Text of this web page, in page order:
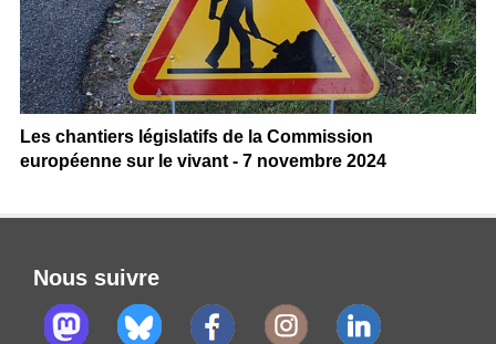
Les chantiers législatifs de la Commission
européenne sur le vivant - 7 novembre 2024
Nous suivre